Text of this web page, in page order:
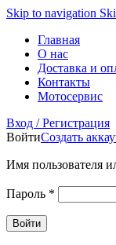
Skip to navigation
Главная
О нас
Доставка и
Контакты
Мотосервис
Вход / Регистрация
ВойтиСоздать
Имя пользователя
Пароль *
Войти